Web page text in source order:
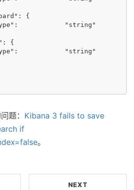
{
"string"
{
"string"
题： Kibana 3 fails to save
if
。
NEXT